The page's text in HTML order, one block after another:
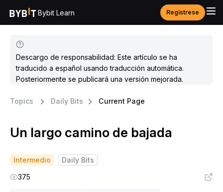
Bybit Learn Regístrese
Descargo de responsabilidad: Este artículo se ha
traducido a español usando traducción automática.
Posteriormente se publicará una versión mejorada.
Topics Daily Bits Current Page
Un largo camino de bajada
Intermedio
Daily Bits
375